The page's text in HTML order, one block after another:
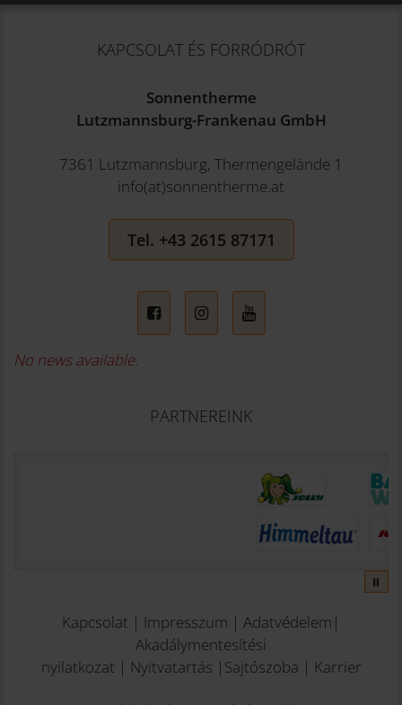
KAPCSOLAT ÉS FORRÓDRÓT
Sonnentherme
Lutzmannsburg-Frankenau GmbH
7361 Lutzmannsburg, Thermengelände 1
info(at)sonnentherme.at
Tel. +43 2615 87171
No news available.
PARTNEREINK
⏸
Kapcsolat | Impresszum | Adatvédelem |
Akadálymentesítési
nyilatkozat | Nyitvatartás | Sajtószoba | Karrier